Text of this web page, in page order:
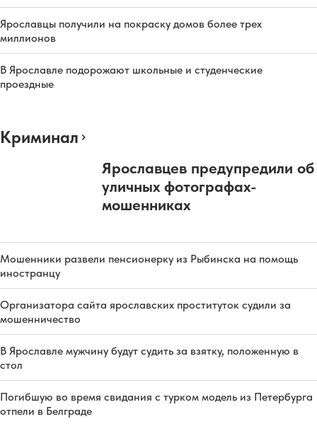
Ярославцы получили на покраску домов более трех
миллионов
В Ярославле подорожают школьные и студенческие
проездные
Криминал
Ярославцев предупредили об
уличных фотографах-
мошенниках
Мошенники развели пенсионерку из Рыбинска на помощь
иностранцу
Организатора сайта ярославских проституток судили за
мошенничество
В Ярославле мужчину будут судить за взятку, положенную в
стол
Погибшую во время свидания с турком модель из Петербурга
отпели в Белграде